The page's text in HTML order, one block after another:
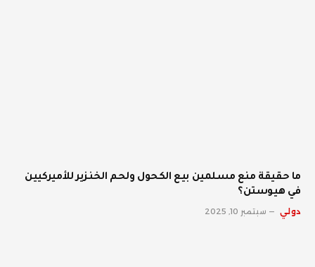
ما حقيقة منع مسلمين بيع الكحول ولحم الخنزير للأميركيين
في هيوستن؟
دولي سبتمبر 10, 2025